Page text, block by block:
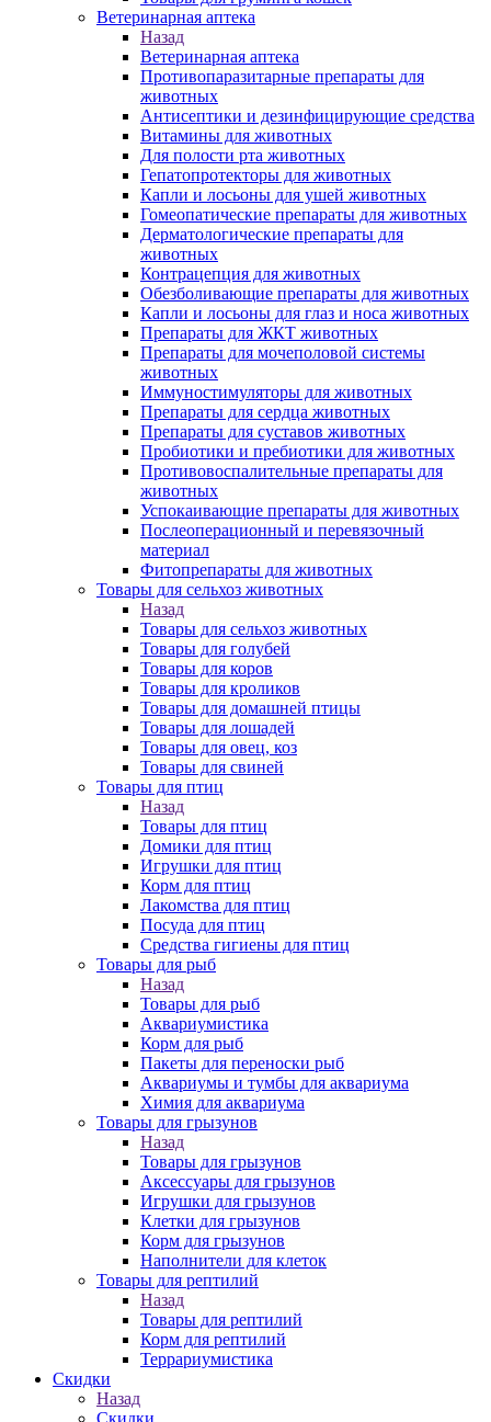
Ветеринарная аптека
Назад
Ветеринарная аптека
Противопаразитарные препараты для
животных
Антисептики и дезинфицирующие средства
Витамины для животных
Для полости рта животных
Гепатопротекторы для животных
Капли и лосьоны для ушей животных
Гомеопатические препараты для животных
Дерматологические препараты для
животных
Контрацепция для животных
Обезболивающие препараты для животных
Капли и лосьоны для глаз и носа животных
Препараты для ЖКТ животных
Препараты для мочеполовой системы
животных
Иммуностимуляторы для животных
Препараты для сердца животных
Препараты для суставов животных
Пробиотики и пребиотики для животных
Противовоспалительные препараты для
животных
Успокаивающие препараты для животных
Послеоперационный и перевязочный
материал
Фитопрепараты для животных
Товары для сельхоз животных
Назад
Товары для сельхоз животных
Товары для голубей
Товары для коров
Товары для кроликов
Товары для домашней птицы
Товары для лошадей
Товары для овец, коз
Товары для свиней
Товары для птиц
Назад
Товары для птиц
Домики для птиц
Игрушки для птиц
Корм для птиц
Лакомства для птиц
Посуда для птиц
Средства гигиены для птиц
Товары для рыб
Назад
Товары для рыб
Аквариумистика
Корм для рыб
Пакеты для переноски рыб
Аквариумы и тумбы для аквариума
Химия для аквариума
Товары для грызунов
Назад
Товары для грызунов
Аксессуары для грызунов
Игрушки для грызунов
Клетки для грызунов
Корм для грызунов
Наполнители для клеток
Товары для рептилий
Назад
Товары для рептилий
Корм для рептилий
Террариумистика
Скидки
Назад
Скидки